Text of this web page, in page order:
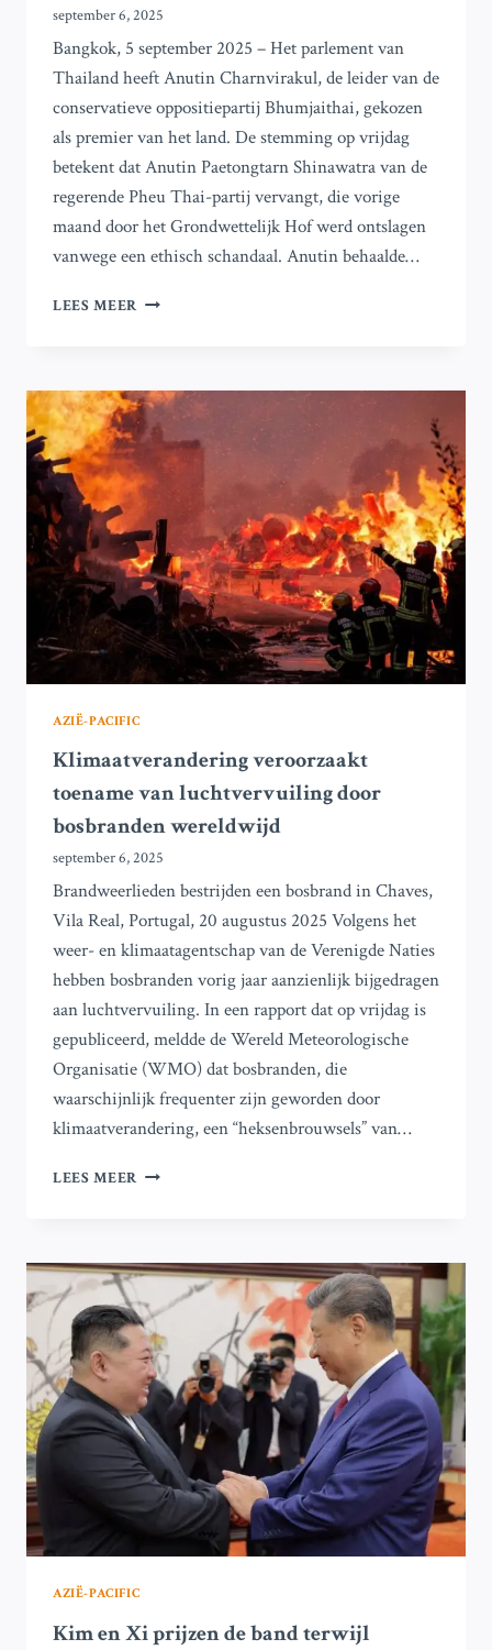
september 6, 2025
Bangkok, 5 september 2025 – Het parlement van
Thailand heeft Anutin Charnvirakul, de leider van de
conservatieve oppositiepartij Bhumjaithai, gekozen
als premier van het land. De stemming op vrijdag
betekent dat Anutin Paetongtarn Shinawatra van de
regerende Pheu Thai-partij vervangt, die vorige
maand door het Grondwettelijk Hof werd ontslagen
vanwege een ethisch schandaal. Anutin behaalde…
LEES MEER THAISE
CHARNVIRAKUL
ALS
NIEUWE
PREMIER
AZIË-PACIFIC
Klimaatverandering veroorzaakt
toename van luchtvervuiling door
bosbranden wereldwijd
september 6, 2025
Brandweerlieden bestrijden een bosbrand in Chaves,
Vila Real, Portugal, 20 augustus 2025 Volgens het
weer- en klimaatagentschap van de Verenigde Naties
hebben bosbranden vorig jaar aanzienlijk bijgedragen
aan luchtvervuiling. In een rapport dat op vrijdag is
gepubliceerd, meldde de Wereld Meteorologische
Organisatie (WMO) dat bosbranden, die
waarschijnlijk frequenter zijn geworden door
klimaatverandering, een “heksenbrouwsels” van…
LEES MEER KLIMAATVERANDERING
LUCHTVERVUILING
BOSBRANDEN
WERELDWIJD
AZIË-PACIFIC
Kim en Xi prijzen de band terwijl